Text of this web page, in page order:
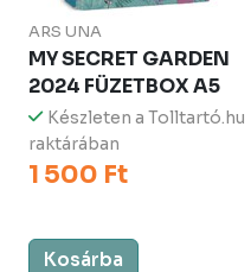
ARS UNA
MY SECRET GARDEN
2024 FÜZETBOX A5
Készleten a Tolltartó.hu
raktárában
1 500 Ft
Kosárba